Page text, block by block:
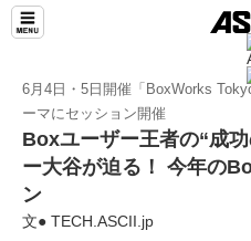
6月4日・5日開催「BoxWorks
ーマにセッション開催
Boxユーザー王者の“成
ー大谷が迫る！ 今年の
ン
文● TECH.ASCII.jp